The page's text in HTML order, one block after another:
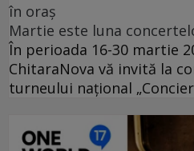
în oraș
Martie este luna
În perioada 16-30 martie
ChitaraNova vă invită la
turneului național